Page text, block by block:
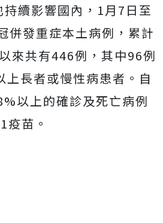
續影響國內，1月7日至
併發重症本土病例，累計
來共有446例，其中96例
上長者或慢性病患者。自
以上的確診及死亡病例
苗。